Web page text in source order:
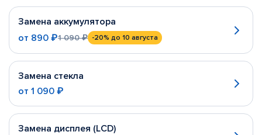
Замена аккумулятора
от 890 ₽1 090 ₽ -20% до 10 августа
Замена стекла
от 1 090 ₽
Замена дисплея (LCD)